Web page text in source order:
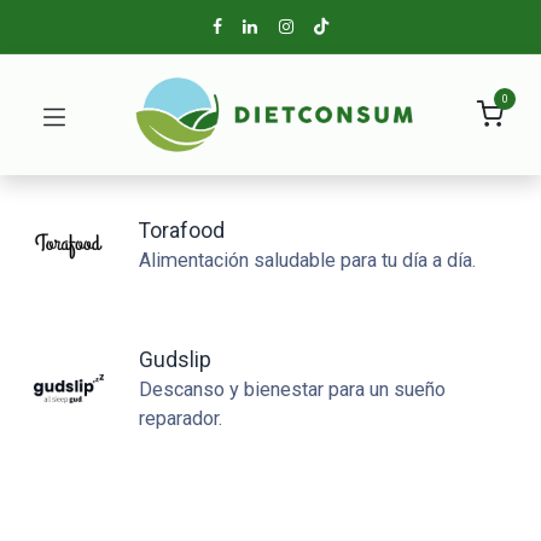
0
Torafood
Alimentación saludable para tu día a día.
Gudslip
Descanso y bienestar para un sueño
reparador.